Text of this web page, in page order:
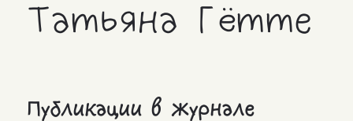
Татьяна Гётте
Публикации в журнале